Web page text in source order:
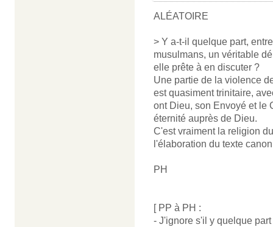
ALÉATOIRE
> Y a-t-il quelque part,
musulmans, un véritable
elle prête à en discuter ?
Une partie de la violence
est quasiment trinitaire,
ont Dieu, son Envoyé et le
éternité auprès de Dieu.
C'est vraiment la religion
l'élaboration du texte
PH
[ PP à PH :
- J'ignore s'il y quelque